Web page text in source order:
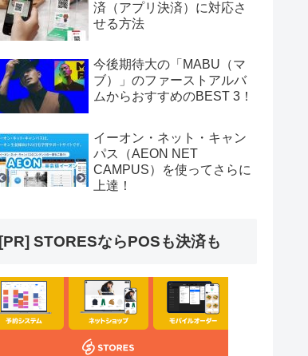
済（アプリ決済）に対応さ
せる方法
今後期待大の「MABU（マ
ブ）」のファーストアルバ
ムからおすすめのBEST 3！
イーオン・ネット・キャン
パス（AEON NET
CAMPUS）を使ってさらに
上達！
[PR] STORESならPOSも決済も